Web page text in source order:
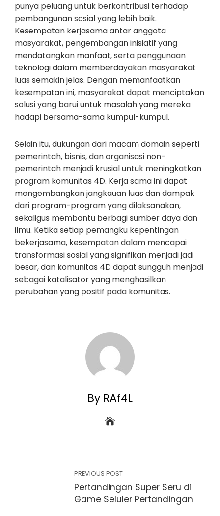
punya peluang untuk berkontribusi terhadap
pembangunan sosial yang lebih baik.
Kesempatan kerjasama antar anggota
masyarakat, pengembangan inisiatif yang
mendatangkan manfaat, serta penggunaan
teknologi dalam memberdayakan masyarakat
luas semakin jelas. Dengan memanfaatkan
kesempatan ini, masyarakat dapat menciptakan
solusi yang barui untuk masalah yang mereka
hadapi bersama-sama kumpul-kumpul.
Selain itu, dukungan dari macam domain seperti
pemerintah, bisnis, dan organisasi non-
pemerintah menjadi krusial untuk meningkatkan
program komunitas 4D. Kerja sama ini dapat
mengembangkan jangkauan luas dan dampak
dari program-program yang dilaksanakan,
sekaligus membantu berbagi sumber daya dan
ilmu. Ketika setiap pemangku kepentingan
bekerjasama, kesempatan dalam mencapai
transformasi sosial yang signifikan menjadi jadi
besar, dan komunitas 4D dapat sungguh menjadi
sebagai katalisator yang menghasilkan
perubahan yang positif pada komunitas.
By RAf4L
PREVIOUS POST
Pertandingan Super Seru di
Game Seluler Pertandingan